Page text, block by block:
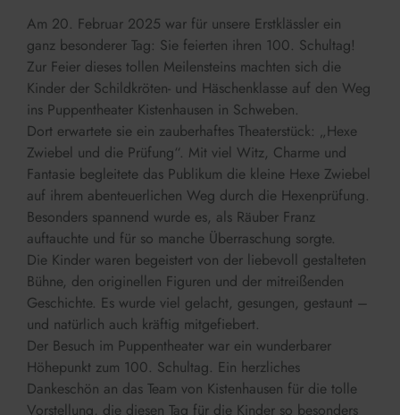
Am 20. Februar 2025 war für unsere Erstklässler ein
ganz besonderer Tag: Sie feierten ihren 100. Schultag!
Zur Feier dieses tollen Meilensteins machten sich die
Kinder der Schildkröten- und Häschenklasse auf den Weg
ins Puppentheater Kistenhausen in Schweben.
Dort erwartete sie ein zauberhaftes Theaterstück: „Hexe
Zwiebel und die Prüfung“. Mit viel Witz, Charme und
Fantasie begleitete das Publikum die kleine Hexe Zwiebel
auf ihrem abenteuerlichen Weg durch die Hexenprüfung.
Besonders spannend wurde es, als Räuber Franz
auftauchte und für so manche Überraschung sorgte.
Die Kinder waren begeistert von der liebevoll gestalteten
Bühne, den originellen Figuren und der mitreißenden
Geschichte. Es wurde viel gelacht, gesungen, gestaunt –
und natürlich auch kräftig mitgefiebert.
Der Besuch im Puppentheater war ein wunderbarer
Höhepunkt zum 100. Schultag. Ein herzliches
Dankeschön an das Team von Kistenhausen für die tolle
Vorstellung, die diesen Tag für die Kinder so besonders